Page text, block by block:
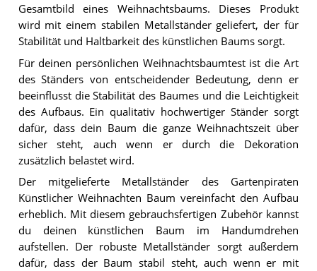
Gesamtbild eines Weihnachtsbaums. Dieses Produkt
wird mit einem stabilen Metallständer geliefert, der für
Stabilität und Haltbarkeit des künstlichen Baums sorgt.
Für deinen persönlichen Weihnachtsbaumtest ist die Art
des Ständers von entscheidender Bedeutung, denn er
beeinflusst die Stabilität des Baumes und die Leichtigkeit
des Aufbaus. Ein qualitativ hochwertiger Ständer sorgt
dafür, dass dein Baum die ganze Weihnachtszeit über
sicher steht, auch wenn er durch die Dekoration
zusätzlich belastet wird.
Der mitgelieferte Metallständer des Gartenpiraten
Künstlicher Weihnachten Baum vereinfacht den Aufbau
erheblich. Mit diesem gebrauchsfertigen Zubehör kannst
du deinen künstlichen Baum im Handumdrehen
aufstellen. Der robuste Metallständer sorgt außerdem
dafür, dass der Baum stabil steht, auch wenn er mit